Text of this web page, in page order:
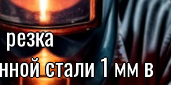
стали 1 мм в